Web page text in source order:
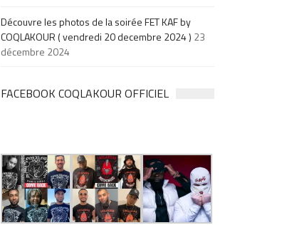
Découvre les photos de la soirée FET KAF by
COQLAKOUR ( vendredi 20 decembre 2024 ) 23
décembre 2024
FACEBOOK COQLAKOUR OFFICIEL